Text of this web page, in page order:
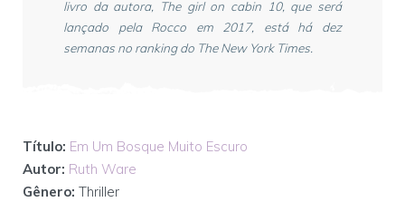
livro da autora, The girl on cabin 10, que será
lançado pela Rocco em 2017, está há dez
semanas no ranking do The New York Times.
Título: Em Um Bosque Muito Escuro
Autor: Ruth Ware
Gênero: Thriller